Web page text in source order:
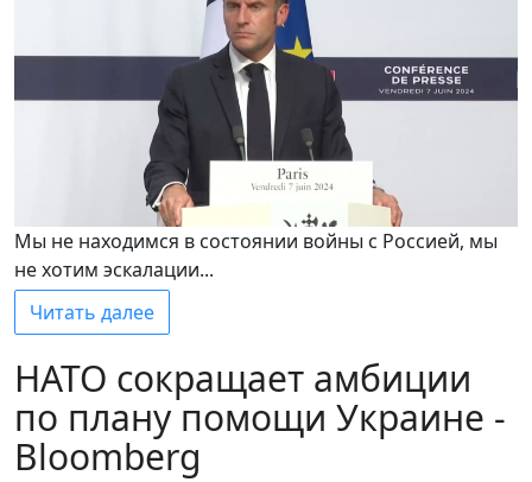
Мы не находимся в состоянии войны с Россией, мы
не хотим эскалации...
Читать далее
НАТО сокращает амбиции
по плану помощи Украине -
Bloomberg